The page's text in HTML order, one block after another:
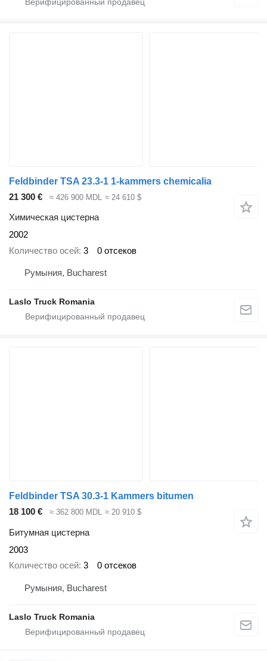
Feldbinder TSA 23.3-1 1-kammers chemicalia
21 300 €
≈ 426 900 MDL ≈ 24 610 $
Химическая цистерна
2002
Количество осей 3 0 отсеков
Румыния, Bucharest
Laslo Truck Romania
Feldbinder TSA 30.3-1 Kammers bitumen
18 100 €
≈ 362 800 MDL ≈ 20 910 $
Битумная цистерна
2003
Количество осей 3 0 отсеков
Румыния, Bucharest
Laslo Truck Romania